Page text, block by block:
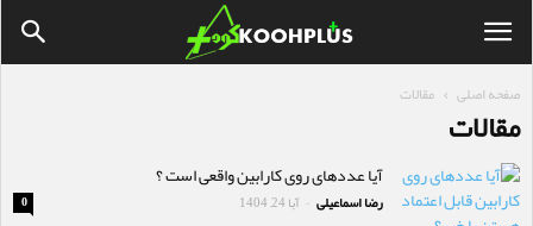
صفحه اصلی مقالات
مقالات
آیا عددهای روی کارابین واقعی است ؟
رضا اسماعیلی - آبا 24, 1404 0